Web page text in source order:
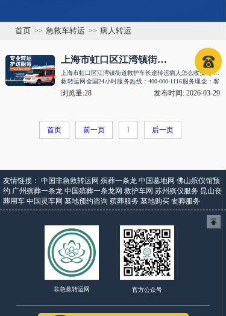
首页 >> 急救车转运 >> 病人转运
上海市虹口区江湾镇街道救护车长途转运病人怎么收费
上海市虹口区江湾镇街道救护车长途转运病人怎么收费 非急
救转运网全国24小时服务热线：400-000-1116服务理念：客
户至上，服务至上资质认证：营业···
浏览量:28 发布时间: 2026-03-29
首页 前一页 1 后一页
友情链接： 中国非急救转运网 殡葬一条龙 中国墓地网 佛山殡仪馆预
约 广州殡葬一条龙 中国殡葬一条龙网 救护车网 苏州殡仪服务 昆山丧
葬用车 中国灵车网 墓地预约咨询 殡葬服务 墓地购买 丧葬服务
非急救转运网 官方公众号